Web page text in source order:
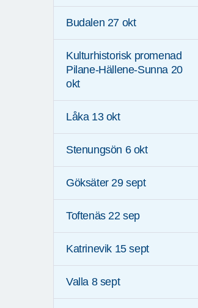
Budalen 27 okt
Kulturhistorisk promenad
Pilane-Hällene-Sunna 20
okt
Låka 13 okt
Stenungsön 6 okt
Göksäter 29 sept
Toftenäs 22 sep
Katrinevik 15 sept
Valla 8 sept